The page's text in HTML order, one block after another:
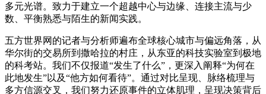
多元光谱。致力于建立一个超越中心与边缘、连接主流与少
数、平衡熟悉与陌生的新闻实践。
五方世界网的记者与分析师遍布全球核心城市与偏远角落，从
华尔街的交易所到撒哈拉的村庄，从东亚的科技实验室到极地
的科考站。我们不仅报道“发生了什么”，更深入阐释“为何在
此地发生”以及“他方如何看待”。通过对比呈现、脉络梳理与
多方信源交叉，我们努力还原事件的立体肌理，呈现决策背后